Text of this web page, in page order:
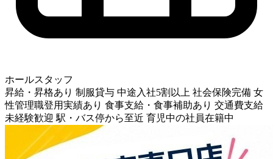
ホールスタッフ
昇給・昇格あり 制服貸与 中途入社5割以上 社会保険完備 女
性管理職登用実績あり 食事支給・食事補助あり 交通費支給
未経験歓迎 駅・バス停から至近 育児中の社員在籍中